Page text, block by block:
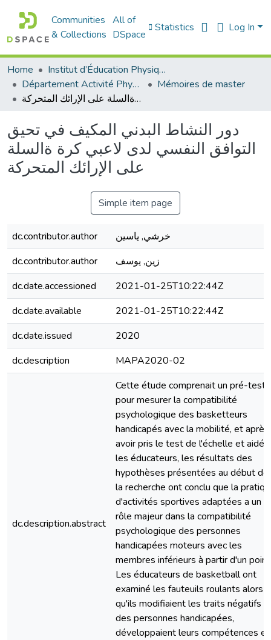
Communities
& Collections
All of
DSpace
Statistics Log In
Home
Institut d’Éducation Physique et Sportive
Département Activité Physique Adaptée (APA)
Mémoires de master
دور النشاط البدني المكيف في تحيق التوافق النفسي لدى لاعبي كرة ةالسلة على الإرائك المتحركة
دور النشاط البدني المكيف في تحيق
التوافق النفسي لدى لاعبي كرة ةالسلة
على الإرائك المتحركة
Simple item page
dc.contributor.author
خرشي, ياسين
dc.contributor.author
زين, يوسف
dc.date.accessioned
2021-01-25T10:22:44Z
dc.date.available
2021-01-25T10:22:44Z
dc.date.issued
2020
dc.description
MAPA2020-02
dc.description.abstract
Cette étude comprenait un pré-test
pour mesurer la compatibilité
psychologique des basketteurs
handicapés avec la mobilité, et après
avoir pris le test de l'échelle et aidé
les éducateurs, les résultats des
hypothèses présentées au début de
la recherche ont conclu que la
d'activités sportives adaptées a un
rôle majeur dans la compatibilité
psychologique des personnes
handicapées moteurs avec les
membres inférieurs à partir d'un
Les éducateurs de basketball ont
examiné les fauteuils roulants alors
qu'ils modifiaient les traits négatifs
des personnes handicapées,
développaient leurs compétences et